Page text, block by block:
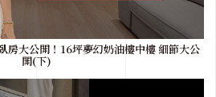
房大公開！16坪夢幻奶油樓中樓 細節大公
開(下)